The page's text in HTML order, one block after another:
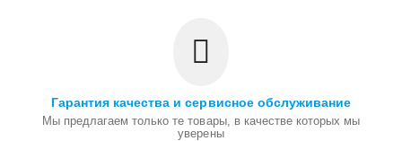
Гарантия качества и сервисное обслуживание
Мы предлагаем только те товары, в качестве которых мы
уверены